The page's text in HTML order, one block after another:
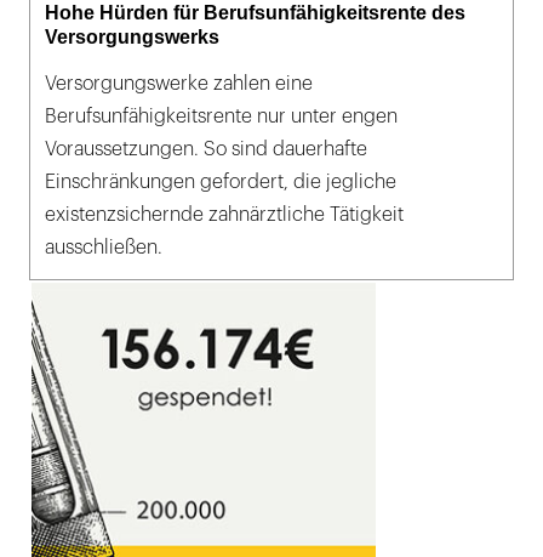
Hohe Hürden für Berufsunfähigkeitsrente des
Versorgungswerks
Versorgungswerke zahlen eine
Berufsunfähigkeitsrente nur unter engen
Voraussetzungen. So sind dauerhafte
Einschränkungen gefordert, die jegliche
existenzsichernde zahnärztliche Tätigkeit
ausschließen.